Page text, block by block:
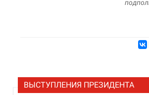
ВЫСТУПЛЕНИЯ ПРЕЗИДЕНТА